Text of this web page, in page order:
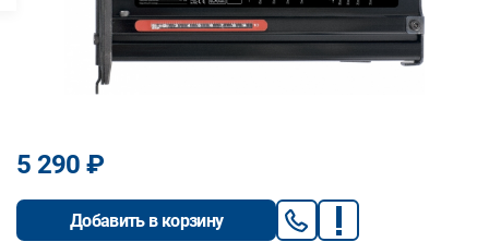
5 290 ₽
Добавить в корзину